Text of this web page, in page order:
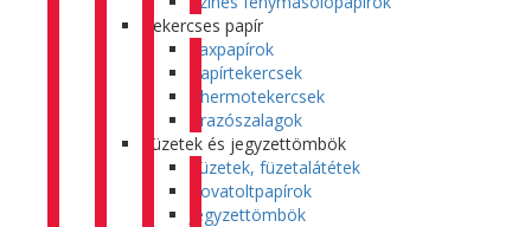
Tekercses papír
Faxpapírok
Papírtekercsek
Thermotekercsek
Árazószalagok
Füzetek és jegyzettömbök
Füzetek, füzetalátétek
Rovatoltpapírok
Jegyzettömbök